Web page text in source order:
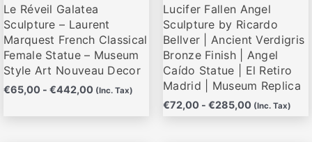
Le Réveil Galatea
Sculpture – Laurent
Marquest French Classical
Female Statue – Museum
Style Art Nouveau Decor
€65,00 - €442,00 (Inc. Tax)
en
la
página
de
producto
Lucifer Fallen Angel
Sculpture by Ricardo
Bellver | Ancient Verdigris
Bronze Finish | Angel
Caído Statue | El Retiro
Madrid | Museum Replica
€72,00 - €285,00 (Inc. Tax)
en
la
página
de
producto